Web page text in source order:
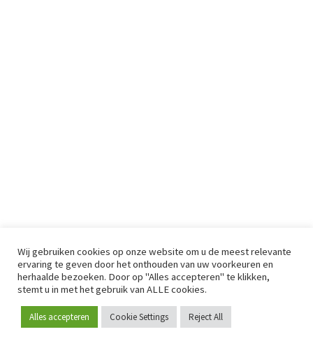
Word lid
Wij gebruiken cookies op onze website om u de meest relevante
ervaring te geven door het onthouden van uw voorkeuren en
herhaalde bezoeken. Door op "Alles accepteren" te klikken,
stemt u in met het gebruik van ALLE cookies.
Alles accepteren Cookie Settings Reject All